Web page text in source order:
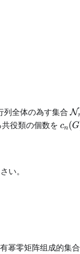
列全体の為す集合N
役類の個数を cn(G
い。
有幂零矩阵组成的集